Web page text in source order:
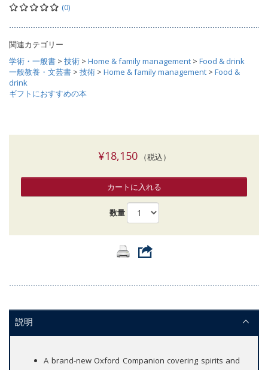
(0)
関連カテゴリー
学術・一般書 > 技術 > Home & family management > Food & drink
一般教養・文芸書 > 技術 > Home & family management > Food &
drink
ギフトにおすすめの本
¥18,150（税込）
カートに入れる
数量
説明
A brand-new Oxford Companion covering spirits and